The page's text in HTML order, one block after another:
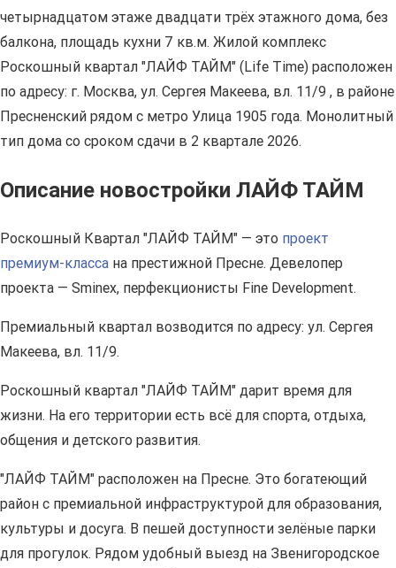
четырнадцатом этаже двадцати трёх этажного дома, без
балкона, площадь кухни 7 кв.м. Жилой комплекс
Роскошный квартал "ЛАЙФ ТАЙМ" (Life Time) расположен
по адресу: г. Москва, ул. Сергея Макеева, вл. 11/9 , в районе
Пресненский рядом с метро Улица 1905 года. Монолитный
тип дома со сроком сдачи в 2 квартале 2026.
Описание новостройки ЛАЙФ ТАЙМ
Роскошный Квартал "ЛАЙФ ТАЙМ" — это проект
премиум-класса на престижной Пресне. Девелопер
проекта — Sminex, перфекционисты Fine Development.
Премиальный квартал возводится по адресу: ул. Сергея
Макеева, вл. 11/9.
Роскошный квартал "ЛАЙФ ТАЙМ" дарит время для
жизни. На его территории есть всё для спорта, отдыха,
общения и детского развития.
"ЛАЙФ ТАЙМ" расположен на Пресне. Это богатеющий
район с премиальной инфраструктурой для образования,
культуры и досуга. В пешей доступности зелёные парки
для прогулок. Рядом удобный выезд на Звенигородское